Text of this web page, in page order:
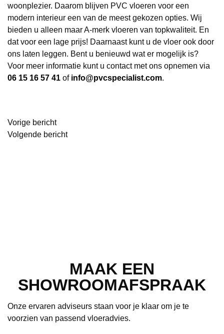
woonplezier. Daarom blijven PVC vloeren voor een
modern interieur een van de meest gekozen opties. Wij
bieden u alleen maar A-merk vloeren van topkwaliteit. En
dat voor een lage prijs! Daarnaast kunt u de vloer ook door
ons laten leggen. Bent u benieuwd wat er mogelijk is?
Voor meer informatie kunt u contact met ons opnemen via
06 15 16 57 41 of info@pvcspecialist.com.
Bericht
navigatie
Vorige bericht
Volgende bericht
MAAK EEN
SHOWROOMAFSPRAAK
Onze ervaren adviseurs staan voor je klaar om je te
voorzien van passend vloeradvies.